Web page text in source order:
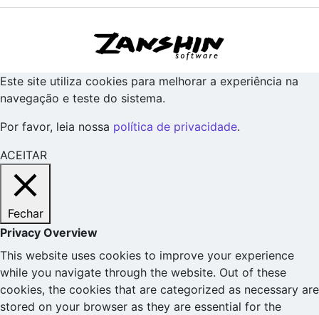
Este site utiliza cookies para melhorar a experiência na
navegação e teste do sistema.
Por favor, leia nossa política de privacidade.
ACEITAR
Fechar
Privacy Overview
This website uses cookies to improve your experience
while you navigate through the website. Out of these
cookies, the cookies that are categorized as necessary are
stored on your browser as they are essential for the